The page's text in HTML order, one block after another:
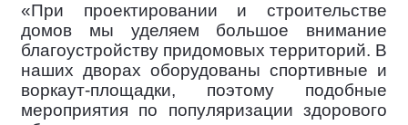
«При проектировании и строительстве
домов мы уделяем большое внимание
благоустройству придомовых территорий. В
наших дворах оборудованы спортивные и
воркаут-площадки, поэтому подобные
мероприятия по популяризации здорового